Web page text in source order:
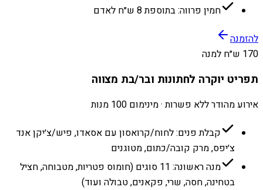
חמין פרווה: בתוספת 8 ש״ח לאדם
להזמנה
170 ש״ח למנה
תפריט יוקרה לחתונות ובר/בת מצווה
אירוע מהודר ללא פשרות · מינימום 100 מנות
קבלת פנים: לחוח/קרואסון עם אסאדו, פיש/צ׳יקן אנד
צ׳יפס, מרק קובה/כתום, מטוגנים
מנה ראשונה: 11 סוגים (חומוס פטריות, מטבוחה, חציל
בטחינה, חסה, שרי, פקאנים, טבולה ועוד)